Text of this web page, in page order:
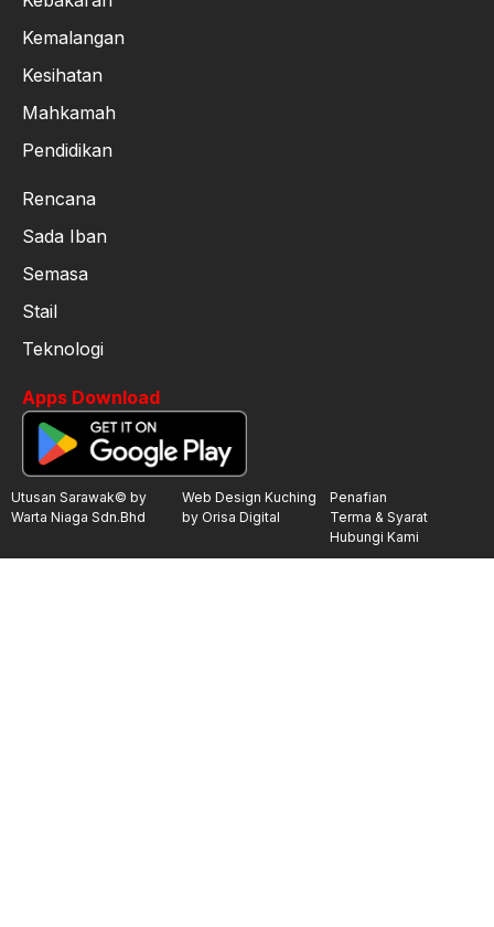
Kemalangan
Kesihatan
Mahkamah
Pendidikan
Rencana
Sada Iban
Semasa
Stail
Teknologi
Apps Download
Utusan Sarawak© by
Warta Niaga Sdn.Bhd
Web Design Kuching
by Orisa Digital
Penafian
Terma & Syarat
Hubungi Kami